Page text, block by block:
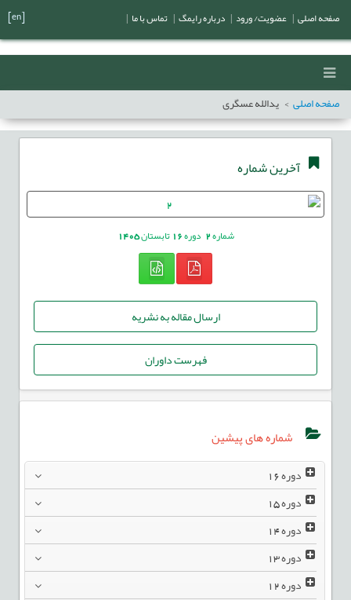
صفحه اصلی یدالله عسگری
آخرین شماره
شماره2 دوره16تابستان1405
ارسال مقاله به نشریه
فهرست داوران
شماره های پیشین
دوره16
دوره15
دوره14
دوره13
دوره12
صفحه اصلی عضویت/ ورود درباره رایمگ تماس با ما